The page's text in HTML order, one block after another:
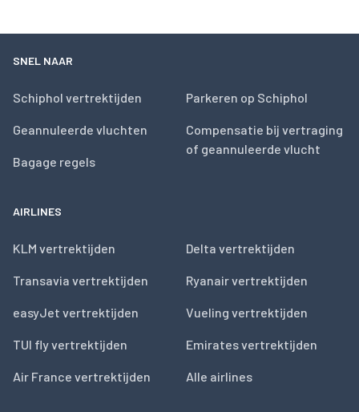
SNEL NAAR
Schiphol vertrektijden
Geannuleerde vluchten
Bagage regels
Parkeren op Schiphol
Compensatie bij vertraging
of geannuleerde vlucht
AIRLINES
KLM vertrektijden
Transavia vertrektijden
easyJet vertrektijden
TUI fly vertrektijden
Air France vertrektijden
Delta vertrektijden
Ryanair vertrektijden
Vueling vertrektijden
Emirates vertrektijden
Alle airlines